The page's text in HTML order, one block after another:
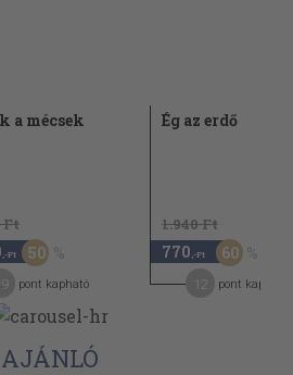
a mécsek
Ft
,-Ft 50
pont kapható
Ég az erdő
1.940 Ft
770 ,-Ft 60
pont kapható
AJÁNLÓ